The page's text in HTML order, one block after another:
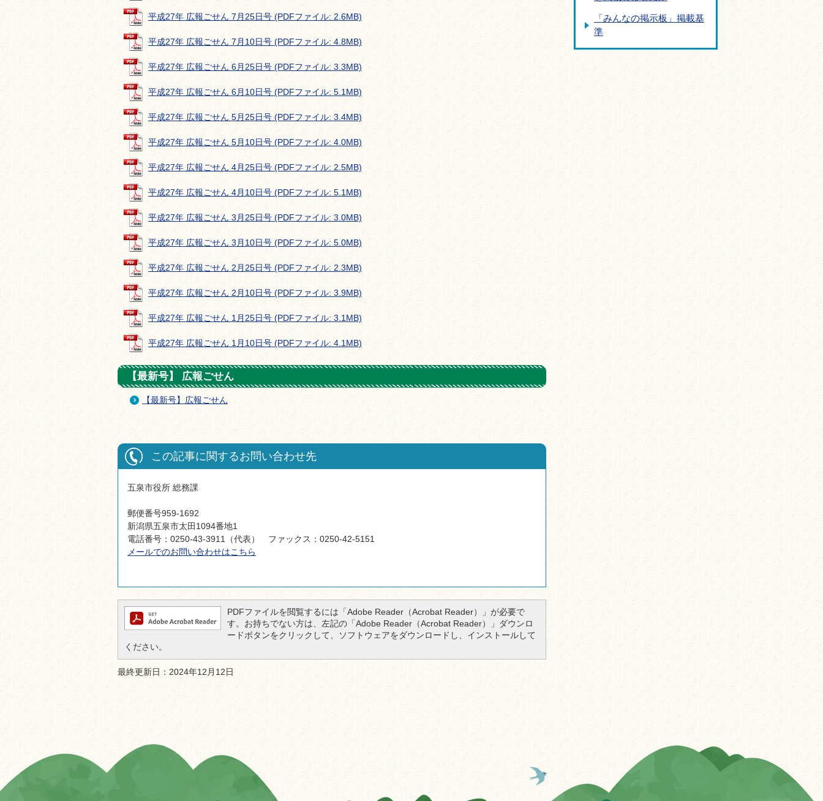
平成27年 広報ごせん 7月25日号 (PDFファイル: 2.6MB)
平成27年 広報ごせん 7月10日号 (PDFファイル: 4.8MB)
平成27年 広報ごせん 6月25日号 (PDFファイル: 3.3MB)
平成27年 広報ごせん 6月10日号 (PDFファイル: 5.1MB)
平成27年 広報ごせん 5月25日号 (PDFファイル: 3.4MB)
平成27年 広報ごせん 5月10日号 (PDFファイル: 4.0MB)
平成27年 広報ごせん 4月25日号 (PDFファイル: 2.5MB)
平成27年 広報ごせん 4月10日号 (PDFファイル: 5.1MB)
平成27年 広報ごせん 3月25日号 (PDFファイル: 3.0MB)
平成27年 広報ごせん 3月10日号 (PDFファイル: 5.0MB)
平成27年 広報ごせん 2月25日号 (PDFファイル: 2.3MB)
平成27年 広報ごせん 2月10日号 (PDFファイル: 3.9MB)
平成27年 広報ごせん 1月25日号 (PDFファイル: 3.1MB)
平成27年 広報ごせん 1月10日号 (PDFファイル: 4.1MB)
【最新号】 広報ごせん
【最新号】広報ごせん
この記事に関するお問い合わせ先
五泉市役所 総務課
郵便番号959-1692
新潟県五泉市太田1094番地1
電話番号：0250-43-3911（代表） ファックス：0250-42-5151
メールでのお問い合わせはこちら
PDFファイルを閲覧するには「Adobe Reader（Acrobat Reader）」が必要で
す。お持ちでない方は、左記の「Adobe Reader（Acrobat Reader）」ダウンロ
ードボタンをクリックして、ソフトウェアをダウンロードし、インストールして
ください。
最終更新日：2024年12月12日
「みんなの掲示板」掲載基
準